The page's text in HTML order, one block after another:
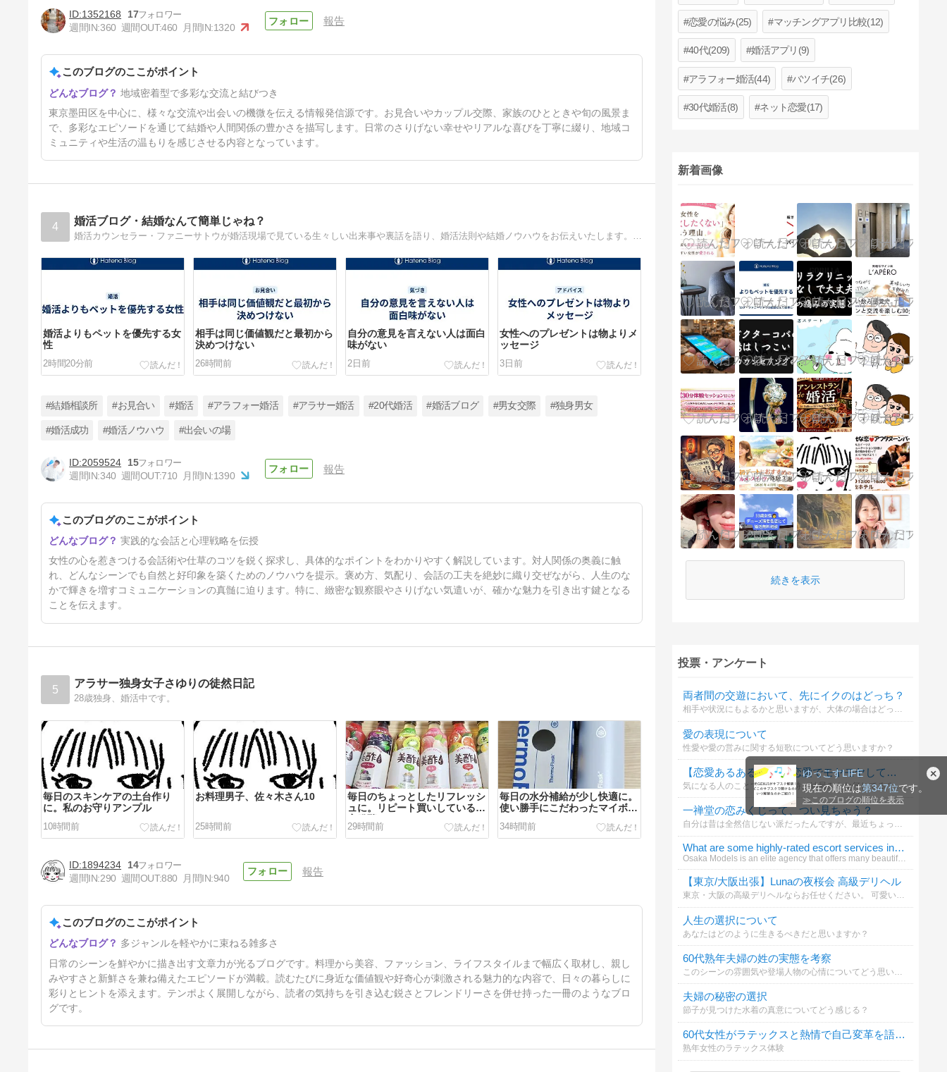
ゆっこすLIFE
現在の順位は第347位です。
≫ このブログの順位を表示
婚活はバランスも大事
1352168
17
週間IN:360 週間OUT:460 月間IN:1320
報告
このブログのここがポイント
地域密着型で多彩な交流と結びつき
東京墨田区を中心に、様々な交流や出会いの機微を伝える情報発信源です。お見合いやカップル交際、家族のひとときや旬の風景ま
で、多彩なエピソードを通じて結婚や人間関係の豊かさを描写します。日常のさりげない幸せやリアルな喜びを丁寧に綴り、地域コ
ミュニティや生活の温もりを感じさせる内容となっています。
4 婚活ブログ・結婚なんて簡単じゃね？
婚活よりもペットを優先する女
性
2時間20分前
相手は同じ価値観だと最初から
決めつけない
26時間前
自分の意見を言えない人は面白
味がない
2日前
女性へのプレゼントは物よりメ
ッセージ
3日前
ぶらぶら遊んでいる息子を心配
するお母さん
#結婚相談所 #お見合い #婚活 #アラフォー婚活 #アラサー婚活 #20代婚活 #婚活ブログ #男女交際 #独身男女
#婚活成功 #婚活ノウハウ #出会いの場
2059524
15
週間IN:340 週間OUT:710 月間IN:1390
報告
このブログのここがポイント
実践的な会話と心理戦略を伝授
女性の心を惹きつける会話術や仕草のコツを鋭く探求し、具体的なポイントをわかりやすく解説しています。対人関係の奥義に触
れ、どんなシーンでも自然と好印象を築くためのノウハウを提示。褒め方、気配り、会話の工夫を絶妙に織り交ぜながら、人生のな
かで輝きを増すコミュニケーションの真髄に迫ります。特に、緻密な観察眼やさりげない気遣いが、確かな魅力を引き出す鍵となる
ことを伝えます。
5 アラサー独身女子さゆりの徒然日記
28歳独身、婚活中です。
毎日のスキンケアの土台作り
に。私のお守りアンプル
10時間前
お料理男子、佐々木さん10
25時間前
毎日のちょっとしたリフレッシ
ュに。リピート買いしている果
実発酵
29時間前
毎日の水分補給が少し快適に。
使い勝手にこだわったマイボト
34時間前
お料理男子、佐々木さん9
2日前
1894234
14
週間IN:290 週間OUT:880 月間IN:940
報告
このブログのここがポイント
多ジャンルを軽やかに束ねる雑多さ
日常のシーンを鮮やかに描き出す文章力が光るブログです。料理から美容、ファッション、ライフスタイルまで幅広く取材し、親し
みやすさと新鮮さを兼ね備えたエピソードが満載。読むたびに身近な価値観や好奇心が刺激される魅力的な内容で、日々の暮らしに
彩りとヒントを添えます。テンポよく展開しながら、読者の気持ちを引き込む鋭さとフレンドリーさを併せ持った一冊のようなブロ
グです。
恋愛の悩み(25) マッチングアプリ比較(12)
40代(209) 婚活アプリ(9)
アラフォー婚活(44) バツイチ(26)
30代婚活(8) ネット恋愛(17)
新着画像
続きを表示
投票・アンケート
両者間の交遊において、先にイクのはどっち？
相手や状況にもよるかと思いますが、大体の場合はどっちかを書いてもらった方が参考になります。複数回答可なので、あてはまるものすべてを選択してもらってもよいです。
愛の表現について
性愛や愛の営みに関する短歌についてどう思いますか？
【恋愛あるある投票】 恋愛でモヤモヤしてる時、ついやってしまうことは？
気になる人のことで病んでる時、結局みんな何してる？ 夜になると急に考えすぎて、何回も見ちゃう時ありませんか…？ 自分も、寝る前につい見てしまうのがこれ↓ https://www.ichizenn.com/koi-mikuji/
一禅堂の恋みくじって、つい見ちゃう？
自分は昔は全然信じない派だったんですが、最近ちょっと面白くてハマってます笑 特に日本って、神社のおみくじ文化が昔からあるから、「恋みくじ」も結構相性いい気がする。 最近友達の間で話題になってたのが、一禅堂の恋みくじサイト。
What are some highly-rated escort services in Japa
Osaka Models is an elite agency that offers many beautiful escorts worldwide. Our main locations Japan
【東京/大阪出張】Lunaの夜桜会 高級デリヘル
東京・大阪の高級デリヘルならお任せください。 可愛い子・美人揃いの厳選嬢を即日ご案内！ 安心・安全・スピーディーな対応。 ご予約はこちら↓ Telegram: @av6777 | Gleezy: jpv266
人生の選択について
あなたはどのように生きるべきだと思いますか？
60代熟年夫婦の姓の実態を考察
夫婦の秘密の選択
節子が見つけた水着の真意についてどう感じる？
60代女性がラテックスと熱情で自己変革を語る経験談
熟年女性のラテックス体験